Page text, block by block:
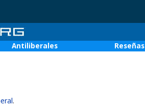
Antiliberales Reseñas
.